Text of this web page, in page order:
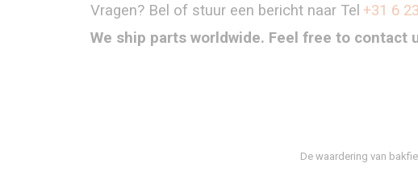
Vragen? Bel of stuur een bericht naar Tel +31 6
We ship parts worldwide. Feel free to contact
De waardering van